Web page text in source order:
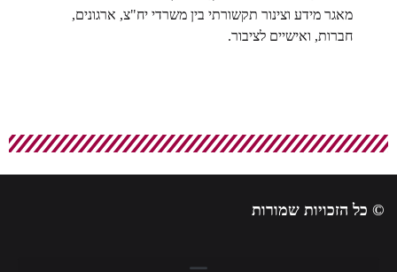
מאגר מידע וצינור תקשורתי בין משרדי יח"צ, ארגונים,
חברות, ואישיים לציבור.
© כל הזכויות שמורות